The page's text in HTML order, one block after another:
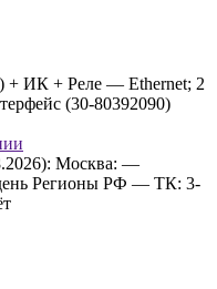
Москва: —
Регионы РФ — ТК: 3-